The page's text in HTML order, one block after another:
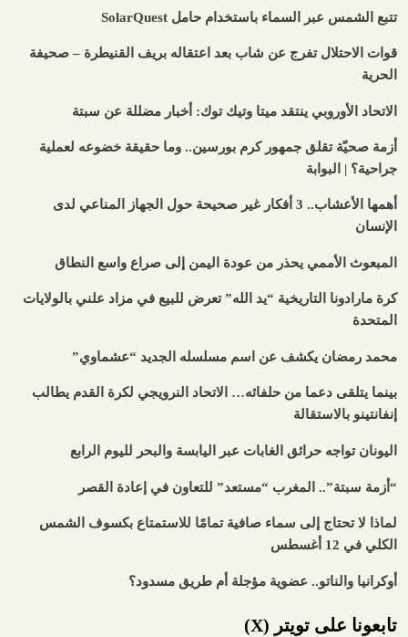
تتبع الشمس عبر السماء باستخدام حامل SolarQuest
قوات الاحتلال تفرج عن شاب بعد اعتقاله بريف القنيطرة – صحيفة
الحرية
الاتحاد الأوروبي ينتقد ميتا وتيك توك: أخبار مضللة عن سبتة
أزمة صحيّة تقلق جمهور كرم بورسين.. وما حقيقة خضوعه لعملية
جراحية؟ | البوابة
أهمها الأعشاب.. 3 أفكار غير صحيحة حول الجهاز المناعي لدى
الإنسان
المبعوث الأممي يحذر من عودة اليمن إلى صراع واسع النطاق
كرة مارادونا التاريخية “يد الله” تعرض للبيع في مزاد علني بالولايات
المتحدة
محمد رمضان يكشف عن اسم مسلسله الجديد “عشماوي”
بينما يتلقى دعما من حلفائه… الاتحاد النرويجي لكرة القدم يطالب
إنفانتينو بالاستقالة
اليونان تواجه حرائق الغابات عبر اليابسة والبحر لليوم الرابع
“أزمة سبتة”.. المغرب “مستعد” للتعاون في إعادة القصر
لماذا لا تحتاج إلى سماء صافية تمامًا للاستمتاع بكسوف الشمس
الكلي في 12 أغسطس
أوكرانيا والناتو.. عضوية مؤجلة أم طريق مسدود؟
تابعونا على تويتر (X)